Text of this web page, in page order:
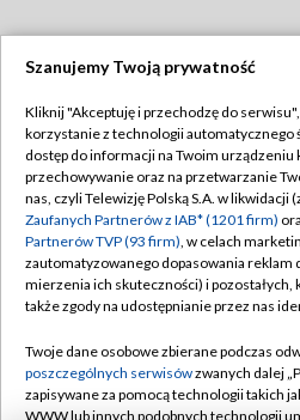
TVP
Abonament TVP
Emisja w TVP
Centrum informacji TVP
Naziemna Telewizja Cyfrowa
Rada Programowa
System NOS
Polityka
Moje
Szanujemy Twoją prywatność
Kliknij "Akceptuję i przechodzę do
korzystanie z technologii automatycznego
dostęp do informacji na Twoim urządzeniu
przechowywanie oraz na przetwarzanie
nas, czyli Telewizję Polską S.A. w likwidacji
Zaufanych Partnerów z IAB* (1201 firm)
Partnerów TVP (93 firm), w celach
zautomatyzowanego dopasowania reklam
mierzenia ich skuteczności) i pozostałych,
także zgody na udostępnianie przez nas
Twoje dane osobowe zbierane podczas
poszczególnych serwisówzwanych dalej
zapisywane za pomocą technologii takich
WWW lub innych podobnych technologii